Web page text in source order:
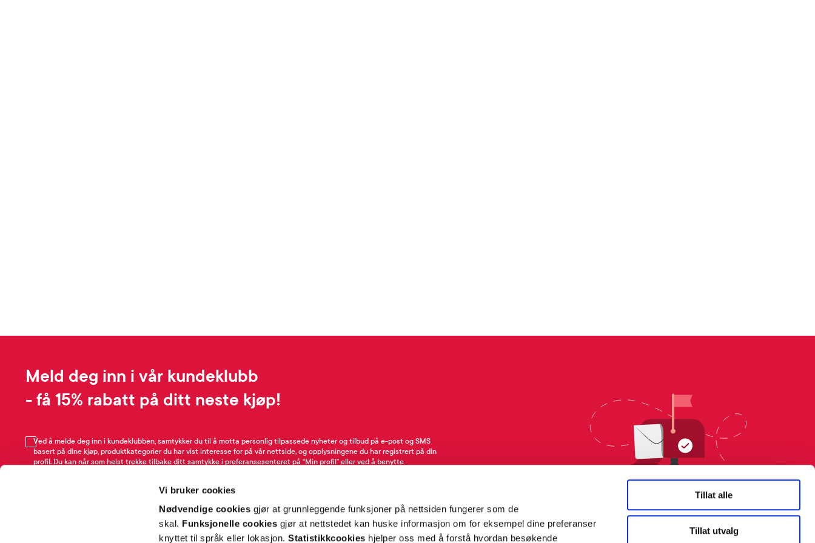
Vi bruker cookies
Nødvendige cookies gjør at grunnleggende funksjoner på nettsiden fungerer som de
skal. Funksjonelle cookies gjør at nettstedet kan huske informasjon om for eksempel dine preferanser
knyttet til språk eller lokasjon.Statistikkcookies hjelper oss med å forstå hvordan besøkende
Tillat alle
Tillat utvalg
Meld deg inn i vår kundeklubb
- få 15% rabatt på ditt neste kjøp!
Ved å melde deg inn i kundeklubben, samtykker du til å motta personlig tilpassede nyheter og tilbud på e-post og SMS
basert på dine kjøp, produktkategorier du har vist interesse for på vår nettside, og opplysningene du har registrert på din
profil. Du kan når som helst trekke tilbake ditt samtykke i preferansesenteret på “Min profil” eller ved å benytte
Meld meg på